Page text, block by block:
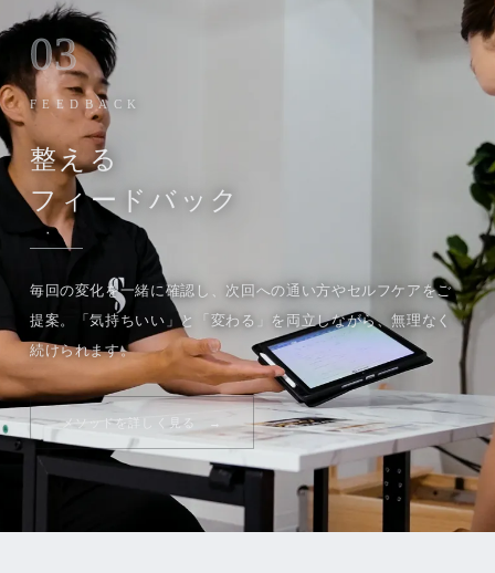
03
FEEDBACK
整える
フィードバック
毎回の変化を一緒に確認し、次回への通い方やセルフケアをご
提案。「気持ちいい」と「変わる」を両立しながら、無理なく
続けられます。
メソッドを詳しく見る